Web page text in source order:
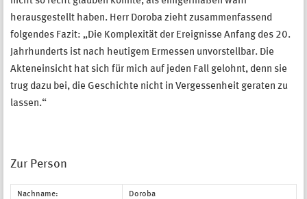
herausgestellt haben. Herr Doroba zieht zusammenfassend
folgendes Fazit: „Die Komplexität der Ereignisse Anfang des 20.
Jahrhunderts ist nach heutigem Ermessen unvorstellbar. Die
Akteneinsicht hat sich für mich auf jeden Fall gelohnt, denn sie
trug dazu bei, die Geschichte nicht in Vergessenheit geraten zu
lassen.“
Zur Person
Nachname: Doroba